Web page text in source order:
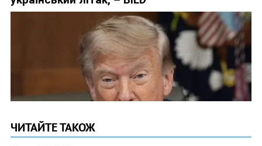
ЧИТАЙТЕ ТАКОЖ